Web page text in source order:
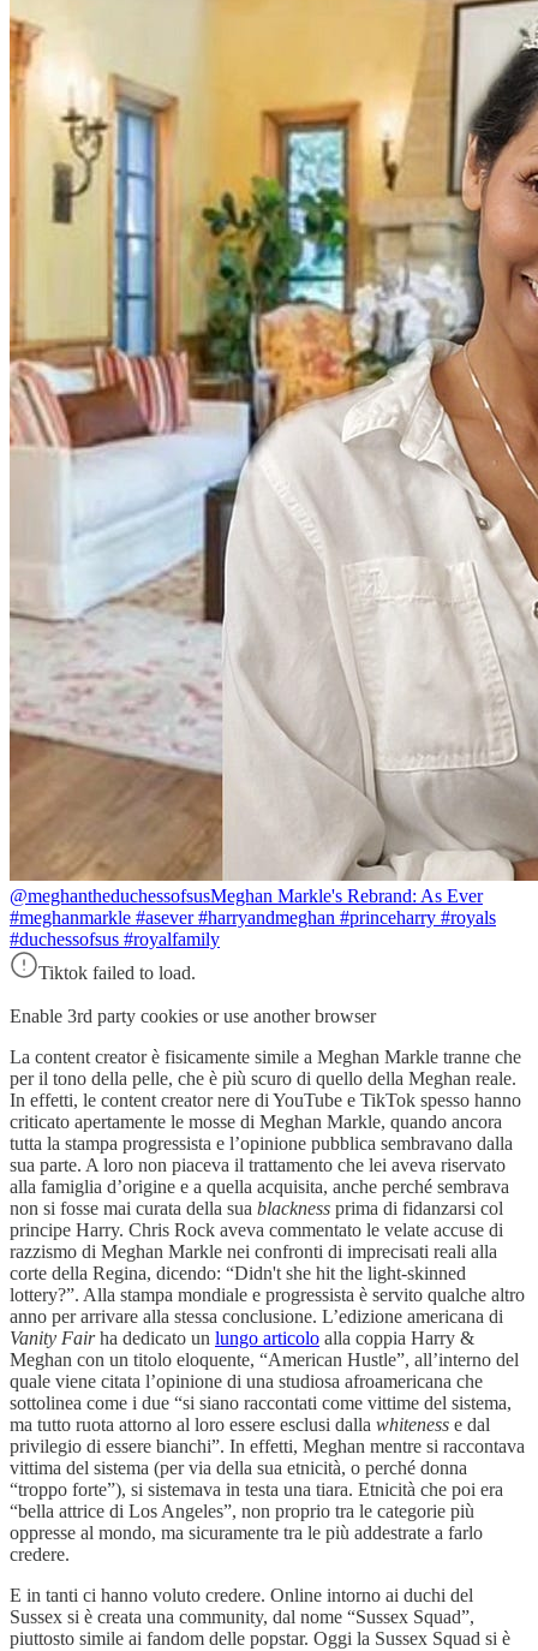
@meghantheduchessofsusMeghan Markle's Rebrand: As Ever
#meghanmarkle #asever #harryandmeghan #princeharry #royals
#duchessofsus #royalfamily
Tiktok failed to load.
Enable 3rd party cookies or use another browser
La content creator è fisicamente simile a Meghan Markle tranne che
per il tono della pelle, che è più scuro di quello della Meghan reale.
In effetti, le content creator nere di YouTube e TikTok spesso hanno
criticato apertamente le mosse di Meghan Markle, quando ancora
tutta la stampa progressista e l’opinione pubblica sembravano dalla
sua parte. A loro non piaceva il trattamento che lei aveva riservato
alla famiglia d’origine e a quella acquisita, anche perché sembrava
non si fosse mai curata della sua blackness prima di fidanzarsi col
principe Harry. Chris Rock aveva commentato le velate accuse di
razzismo di Meghan Markle nei confronti di imprecisati reali alla
corte della Regina, dicendo: “Didn't she hit the light-skinned
lottery?”. Alla stampa mondiale e progressista è servito qualche altro
anno per arrivare alla stessa conclusione. L’edizione americana di
Vanity Fairha dedicato un lungo articolo alla coppia Harry &
Meghan con un titolo eloquente, “American Hustle”, all’interno del
quale viene citata l’opinione di una studiosa afroamericana che
sottolinea come i due “si siano raccontati come vittime del sistema,
ma tutto ruota attorno al loro essere esclusi dalla whiteness e dal
privilegio di essere bianchi”. In effetti, Meghan mentre si raccontava
vittima del sistema (per via della sua etnicità, o perché donna
“troppo forte”), si sistemava in testa una tiara. Etnicità che poi era
“bella attrice di Los Angeles”, non proprio tra le categorie più
oppresse al mondo, ma sicuramente tra le più addestrate a farlo
credere.
E in tanti ci hanno voluto credere. Online intorno ai duchi del
Sussex si è creata una community, dal nome “Sussex Squad”,
piuttosto simile ai fandom delle popstar. Oggi la Sussex Squad si è